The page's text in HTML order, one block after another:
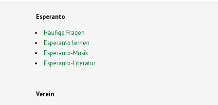
Esperanto
Häufige Fragen
Esperanto lernen
Esperanto-Musik
Esperanto-Literatur
Verein